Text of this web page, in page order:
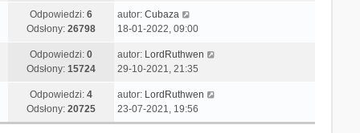
Odpowiedzi: 6
Odsłony: 26798
autor: Cubaza
18-01-2022, 09:00
Odpowiedzi: 0
Odsłony: 15724
autor: LordRuthwen
29-10-2021, 21:35
Odpowiedzi: 4
Odsłony: 20725
autor: LordRuthwen
23-07-2021, 19:56